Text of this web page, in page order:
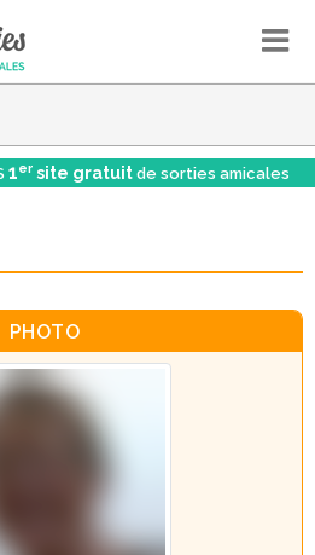
1er site gratuit de sorties amicales
PHOTO